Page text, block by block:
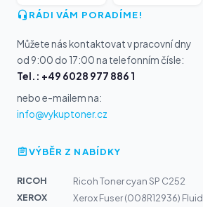
RÁDI VÁM PORADÍME!
Můžete nás kontaktovat v pracovní dny
od 9:00 do 17:00 na telefonním čísle:
Tel.: +49 6028 977 886 1
nebo e-mailem na:
info@vykuptoner.cz
VÝBĚR Z NABÍDKY
RICOH
Ricoh Toner cyan SP C252
XEROX
Xerox Fuser (008R12936) Fluid